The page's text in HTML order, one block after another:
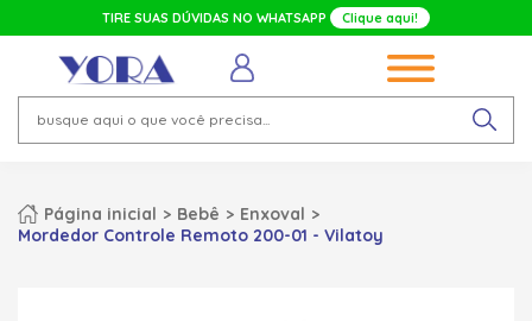
TIRE SUAS DÚVIDAS NO WHATSAPP Clique aqui!
Página inicial Bebê
Enxoval
Mordedor Controle Remoto 200-01 - Vilatoy